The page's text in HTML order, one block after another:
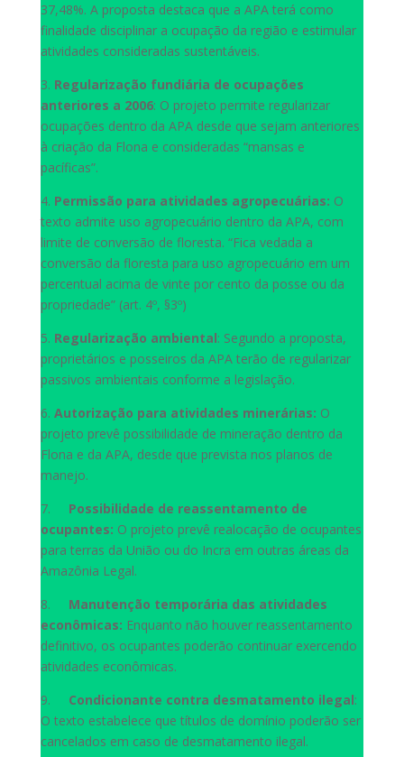
37,48%. A proposta destaca que a APA terá como
finalidade disciplinar a ocupação da região e estimular
atividades consideradas sustentáveis.
3. Regularização fundiária de ocupações
anteriores a 2006: O projeto permite regularizar
ocupações dentro da APA desde que sejam anteriores
à criação da Flona e consideradas “mansas e
pacíficas”.
4. Permissão para atividades agropecuárias: O
texto admite uso agropecuário dentro da APA, com
limite de conversão de floresta. “Fica vedada a
conversão da floresta para uso agropecuário em um
percentual acima de vinte por cento da posse ou da
propriedade” (art. 4º, §3º)
5. Regularização ambiental: Segundo a proposta,
proprietários e posseiros da APA terão de regularizar
passivos ambientais conforme a legislação.
6. Autorização para atividades minerárias: O
projeto prevê possibilidade de mineração dentro da
Flona e da APA, desde que prevista nos planos de
manejo.
7. Possibilidade de reassentamento de
ocupantes: O projeto prevê realocação de ocupantes
para terras da União ou do Incra em outras áreas da
Amazônia Legal.
8. Manutenção temporária das atividades
econômicas: Enquanto não houver reassentamento
definitivo, os ocupantes poderão continuar exercendo
atividades econômicas.
9. Condicionante contra desmatamento ilegal:
O texto estabelece que títulos de domínio poderão ser
cancelados em caso de desmatamento ilegal.